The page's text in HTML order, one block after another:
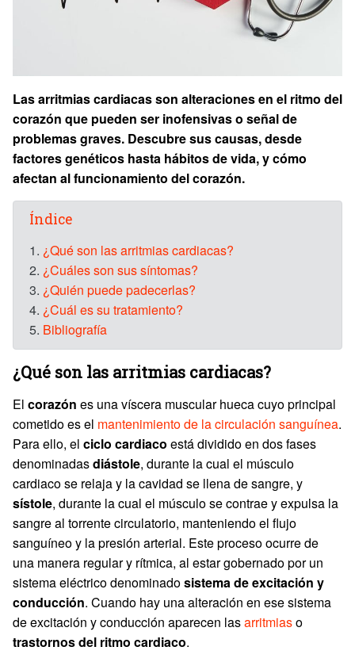
Las arritmias cardiacas son alteraciones en el ritmo del
corazón que pueden ser inofensivas o señal de
problemas graves. Descubre sus causas, desde
factores genéticos hasta hábitos de vida, y cómo
afectan al funcionamiento del corazón.
Índice
1. ¿Qué son las arritmias cardiacas?
2. ¿Cuáles son sus síntomas?
3. ¿Quién puede padecerlas?
4. ¿Cuál es su tratamiento?
5. Bibliografía
¿Qué son las arritmias cardiacas?
El corazón es una víscera muscular hueca cuyo principal
cometido es el mantenimiento de la circulación sanguínea.
Para ello, el ciclo cardiaco está dividido en dos fases
denominadasdiástole, durante la cual el músculo
cardiaco se relaja y la cavidad se llena de sangre, y
sístole, durante la cual el músculo se contrae y expulsa la
sangre al torrente circulatorio, manteniendo el flujo
sanguíneo y la presión arterial. Este proceso ocurre de
una manera regular y rítmica, al estar gobernado por un
sistema eléctrico denominadosistema de excitación y
conducción. Cuando hay una alteración en ese sistema
de excitación y conducción aparecen lasarritmiaso
trastornos del ritmo cardiaco.